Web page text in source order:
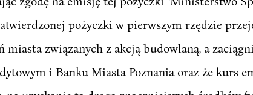
pożyczki w pierwszym rzędzie
miasta związanych z akcją budowlaną, a
i Banku Miasta Poznania oraz że kurs